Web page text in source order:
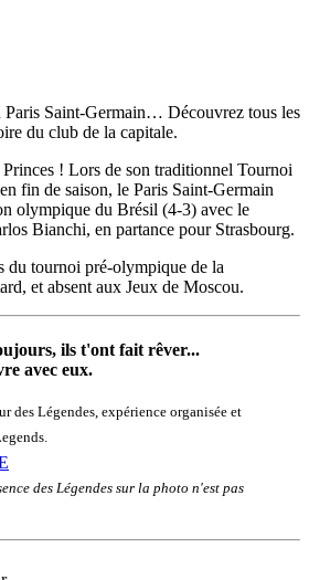
Paris Saint-Germain… Découvrez tous les
du club de la capitale.
! Lors de son traditionnel Tournoi
fin de saison, le Paris Saint-Germain
olympique du Brésil (4-3) avec le
Bianchi, en partance pour Strasbourg.
du tournoi pré-olympique de la
et absent aux Jeux de Moscou.
ils t'ont fait rêver...
avec eux.
des Légendes, expérience organisée et
des Légendes sur la photo n'est pas